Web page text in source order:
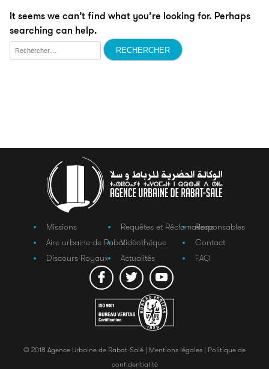
It seems we can’t find what you’re looking for. Perhaps
searching can help.
Rechercher :
Missions
Aire urbaine de Rabat
Discours Royaux
Requêtes et Réclamations
Vidéothèque
Actualités
Responsables
Contact
FAQ
© 2018 Agence Urbaine de Rabat-Salé | Mentions légales | Politique de
confidentialité